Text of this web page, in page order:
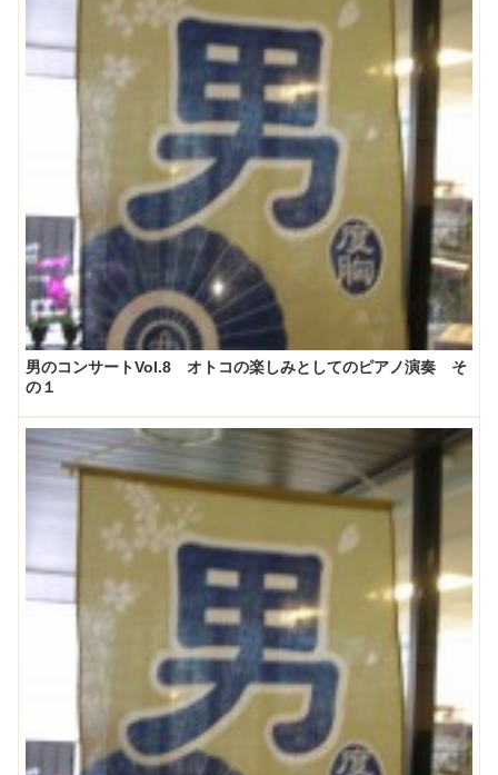
男のコンサートVol.8 オトコの楽しみとしてのピアノ演奏 そ
の１